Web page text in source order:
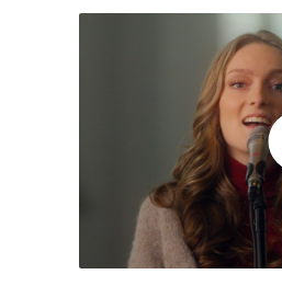
Een lied van
door